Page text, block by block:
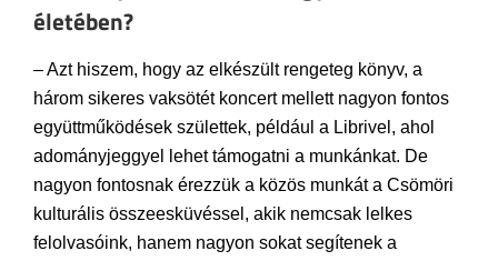
életében?
– Azt hiszem, hogy az elkészült rengeteg könyv, a
három sikeres vaksötét koncert mellett nagyon fontos
együttműködések születtek, például a Librivel, ahol
adományjeggyel lehet támogatni a munkánkat. De
nagyon fontosnak érezzük a közös munkát a Csömöri
kulturális összeesküvéssel, akik nemcsak lelkes
felolvasóink, hanem nagyon sokat segítenek a